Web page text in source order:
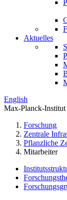
Aktuelles
English
Max-Planck-
Forschung
Zentrale
Pflanzliche
Mitarbeiter